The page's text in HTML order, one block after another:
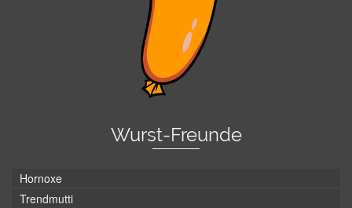
Wurst-Freunde
Hornoxe
Trendmutti